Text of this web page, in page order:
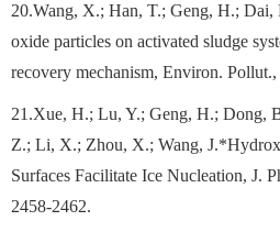
20.Wang, X.; Han, T.; Geng, H.; Dai,
oxide particles on activated sludge
recovery mechanism, Environ.
21.Xue, H.; Lu, Y.; Geng, H.; Dong,
Z.; Li, X.; Zhou, X.; Wang,
Surfaces Facilitate Ice Nucleation, J.
2458-2462.